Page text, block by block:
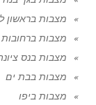
מצבות בראשון
מצבות ברחובות
מצבות בנס
מצבות בבת ים
מצבות ביפו